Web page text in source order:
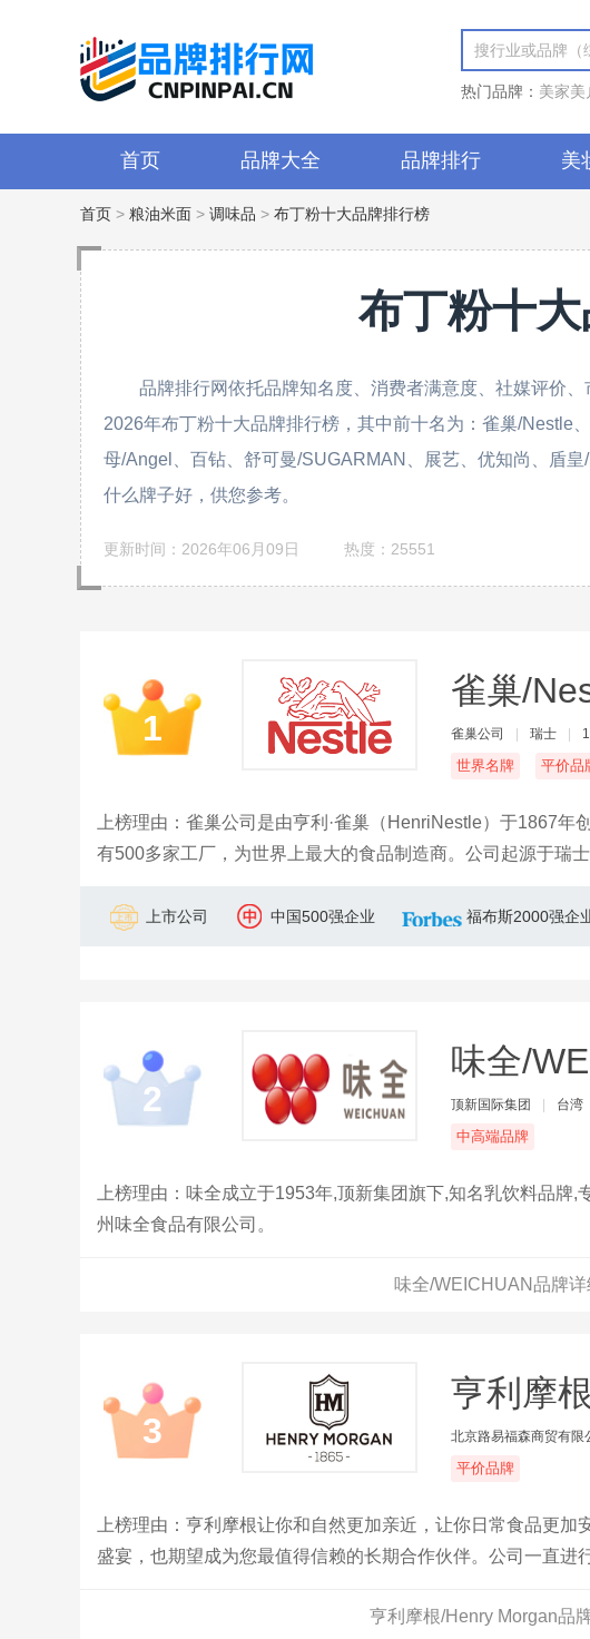
热门品牌： 美家美
首页 品牌大全 品牌排行 美
首页 > 粮油米面 > 调味品 > 布丁粉十大品牌排行榜
布丁粉十
品牌排行网依托品牌知名度、消费者满意度、社媒评价
2026年布丁粉十大品牌排行榜，其中前十名为：雀巢/Nestle
母/Angel、百钻、舒可曼/SUGARMAN、展艺、优知尚、盾
什么牌子好，供您参考。
更新时间：2026年06月09日 热度：25551
1
雀巢/
雀巢公司 瑞士
世界名牌 平价品
上榜理由：雀巢公司是由亨利·雀巢（HenriNestle）于1867
有500多家工厂，为世界上最大的食品制造商。公司起源于瑞
上市公司 中国500强企业 福布斯2000强企
2
味全/
顶新国际集团 台湾
中高端品牌
上榜理由：味全成立于1953年,顶新集团旗下,知名乳饮料品
州味全食品有限公司。
味全/WEICHUAN品牌
3
亨利摩
北京路易福森商贸有限
平价品牌
上榜理由：亨利摩根让你和自然更加亲近，让你日常食品更
盛宴，也期望成为您最值得信赖的长期合作伙伴。公司一直
亨利摩根/Henry Morgan品